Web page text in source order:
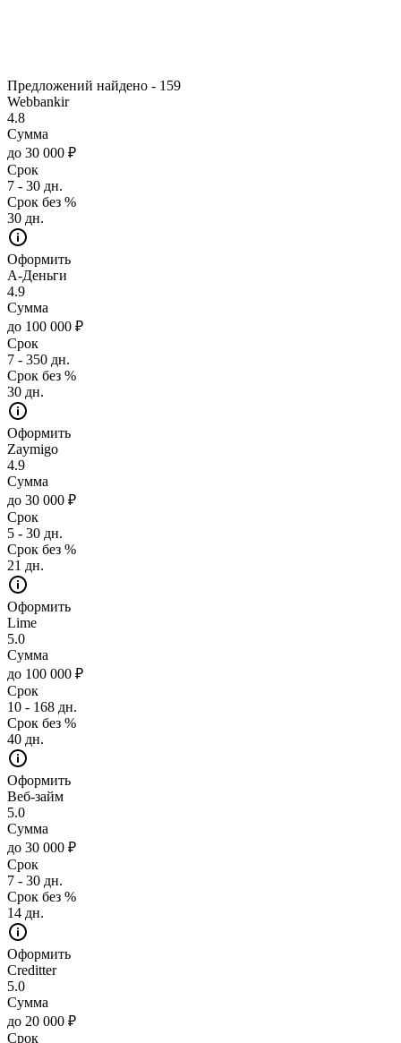
Предложений найдено - 159
Webbankir
4.8
Сумма
до 30 000 ₽
Срок
7 - 30 дн.
Срок без %
30 дн.
Оформить
А-Деньги
4.9
Сумма
до 100 000 ₽
Срок
7 - 350 дн.
Срок без %
30 дн.
Оформить
Zaymigo
4.9
Сумма
до 30 000 ₽
Срок
5 - 30 дн.
Срок без %
21 дн.
Оформить
Lime
5.0
Сумма
до 100 000 ₽
Срок
10 - 168 дн.
Срок без %
40 дн.
Оформить
Веб-займ
5.0
Сумма
до 30 000 ₽
Срок
7 - 30 дн.
Срок без %
14 дн.
Оформить
Creditter
5.0
Сумма
до 20 000 ₽
Срок